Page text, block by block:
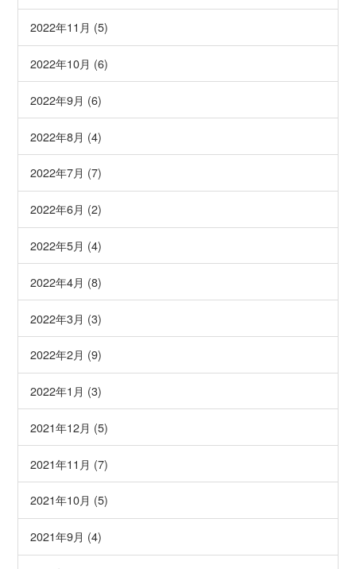
2022年11月 (5)
2022年10月 (6)
2022年9月 (6)
2022年8月 (4)
2022年7月 (7)
2022年6月 (2)
2022年5月 (4)
2022年4月 (8)
2022年3月 (3)
2022年2月 (9)
2022年1月 (3)
2021年12月 (5)
2021年11月 (7)
2021年10月 (5)
2021年9月 (4)